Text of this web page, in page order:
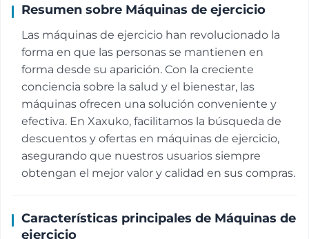
Resumen sobre Máquinas de ejercicio
Las máquinas de ejercicio han revolucionado la
forma en que las personas se mantienen en
forma desde su aparición. Con la creciente
conciencia sobre la salud y el bienestar, las
máquinas ofrecen una solución conveniente y
efectiva. En Xaxuko, facilitamos la búsqueda de
descuentos y ofertas en máquinas de ejercicio,
asegurando que nuestros usuarios siempre
obtengan el mejor valor y calidad en sus compras.
Características principales de Máquinas de
ejercicio